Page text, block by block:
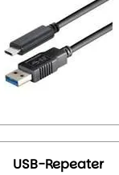
USB-Repeater